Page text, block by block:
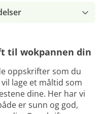
til wokpannen din
oppskrifter som du
lage et måltid som
dine. Her har vi
er sunn og god,